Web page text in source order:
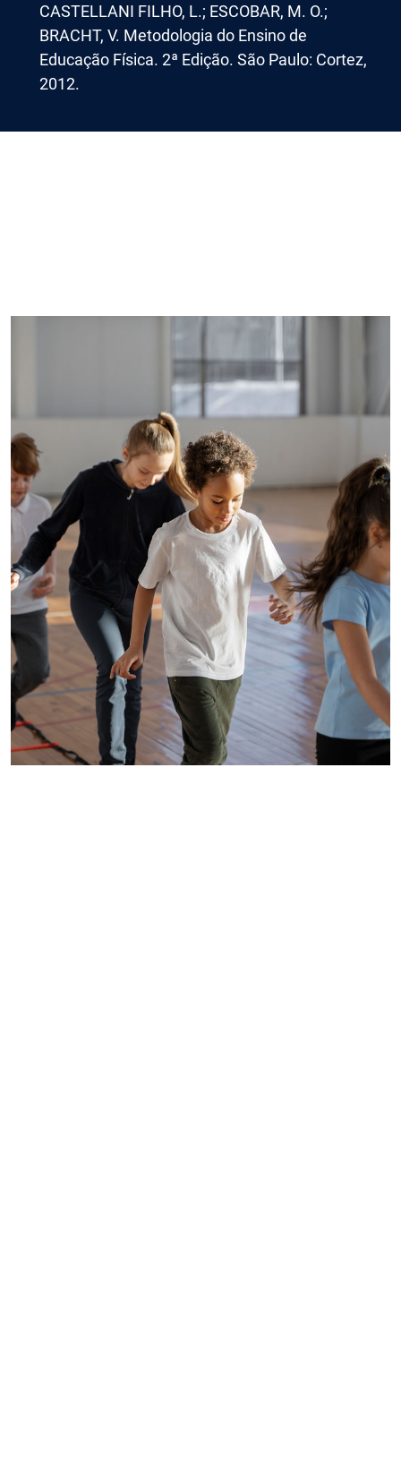
CASTELLANI FILHO, L.; ESCOBAR, M. O.;
BRACHT, V. Metodologia do Ensino de
Educação Física. 2ª Edição. São Paulo: Cortez,
2012.
Imagem de capa